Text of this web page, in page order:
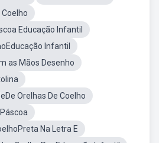
Coelho
Educação Infantil
Infantil
as Mãos Desenho
Orelhas De Coelho
Na Letra E